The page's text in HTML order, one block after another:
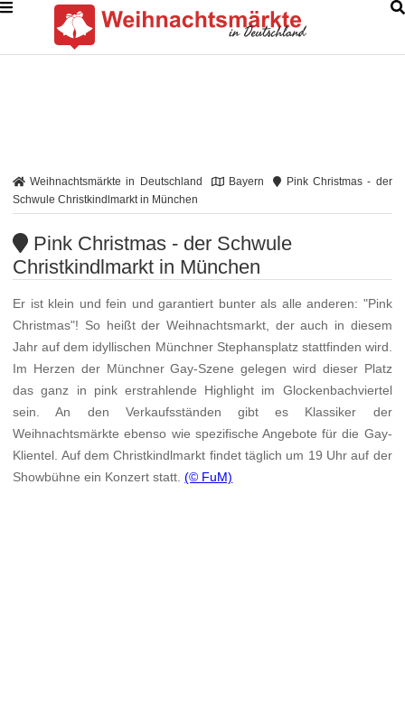
Weihnachtsmärkte in Deutschland Bayern
Pink Christmas - der
Schwule Christkindlmarkt in München
Pink Christmas - der Schwule
Christkindlmarkt in München
Er ist klein und fein und garantiert bunter als alle anderen: "Pink
Christmas"! So heißt der Weihnachtsmarkt, der auch in diesem
Jahr auf dem idyllischen Münchner Stephansplatz stattfinden wird.
Im Herzen der Münchner Gay-Szene gelegen wird dieser Platz
das ganz in pink erstrahlende Highlight im Glockenbachviertel
sein. An den Verkaufsständen gibt es Klassiker der
Weihnachtsmärkte ebenso wie spezifische Angebote für die Gay-
Klientel. Auf dem Christkindlmarkt findet täglich um 19 Uhr auf der
Showbühne ein Konzert statt.(© FuM)